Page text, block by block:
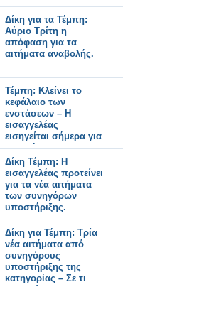
Δίκη για τα Τέμπη:
Αύριο Τρίτη η
απόφαση για τα
αιτήματα αναβολής.
Τέμπη: Κλείνει το
κεφάλαιο των
ενστάσεων – Η
εισαγγελέας
εισηγείται σήμερα για
τα αιτήματα
αναβολής.
Δίκη Τέμπη: Η
εισαγγελέας προτείνει
για τα νέα αιτήματα
των συνηγόρων
υποστήριξης.
Δίκη για Τέμπη: Τρία
νέα αιτήματα από
συνηγόρους
υποστήριξης της
κατηγορίας – Σε τι
αφορούν.